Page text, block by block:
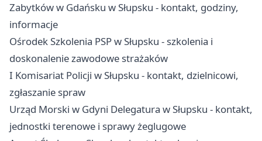
Zabytków w Gdańsku w Słupsku - kontakt, godziny,
informacje
Ośrodek Szkolenia PSP w Słupsku - szkolenia i
doskonalenie zawodowe strażaków
I Komisariat Policji w Słupsku - kontakt, dzielnicowi,
zgłaszanie spraw
Urząd Morski w Gdyni Delegatura w Słupsku - kontakt,
jednostki terenowe i sprawy żeglugowe